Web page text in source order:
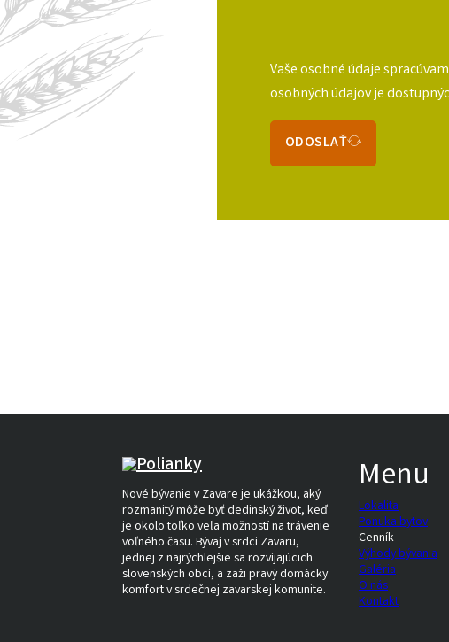
Vaše osobné údaje
osobných údajov je
ODOSLAŤ
Nové bývanie v Zavare je ukážkou, aký
rozmanitý môže byť dedinský život, keď
je okolo toľko veľa možností na trávenie
voľného času. Bývaj v srdci Zavaru,
jednej z najrýchlejšie sa rozvíjajúcich
slovenských obcí, a zaži pravý domácky
komfort v srdečnej zavarskej komunite.
Menu
Lokalita
Ponuka bytov
Cenník
Výhody bývania
Galéria
O nás
Kontakt